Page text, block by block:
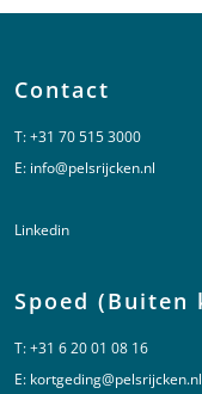
Contact
T:+31 70 515 3000
E: info@pelsrijcken.nl
Linkedin
Spoed
T:+31 6 20 01 08 16
E: kortgeding@pelsrijcken.nl